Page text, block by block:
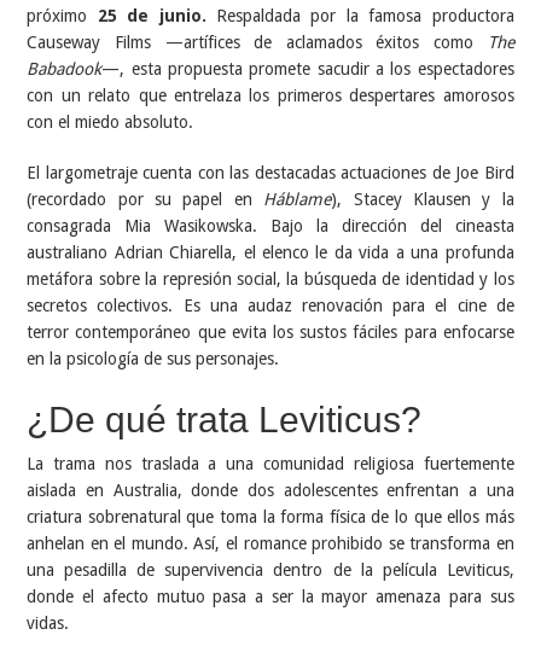
próximo 25 de junio. Respaldada por la famosa productora
Causeway Films —artífices de aclamados éxitos como
The
Babadook—, esta propuesta promete sacudir a los espectadores
con un relato que entrelaza los primeros despertares amorosos
con el miedo absoluto.
El largometraje cuenta con las destacadas actuaciones de Joe Bird
(recordado por su papel en Háblame), Stacey Klausen y la
consagrada Mia Wasikowska. Bajo la dirección del cineasta
australiano Adrian Chiarella, el elenco le da vida a una profunda
metáfora sobre la represión social, la búsqueda de identidad y los
secretos colectivos. Es una audaz renovación para el cine de
terror contemporáneo que evita los sustos fáciles para enfocarse
en la psicología de sus personajes.
¿De qué trata Leviticus?
La trama nos traslada a una comunidad religiosa fuertemente
aislada en Australia, donde dos adolescentes enfrentan a una
criatura sobrenatural que toma la forma física de lo que ellos más
anhelan en el mundo. Así, el romance prohibido se transforma en
una pesadilla de supervivencia dentro de la película Leviticus,
donde el afecto mutuo pasa a ser la mayor amenaza para sus
vidas.